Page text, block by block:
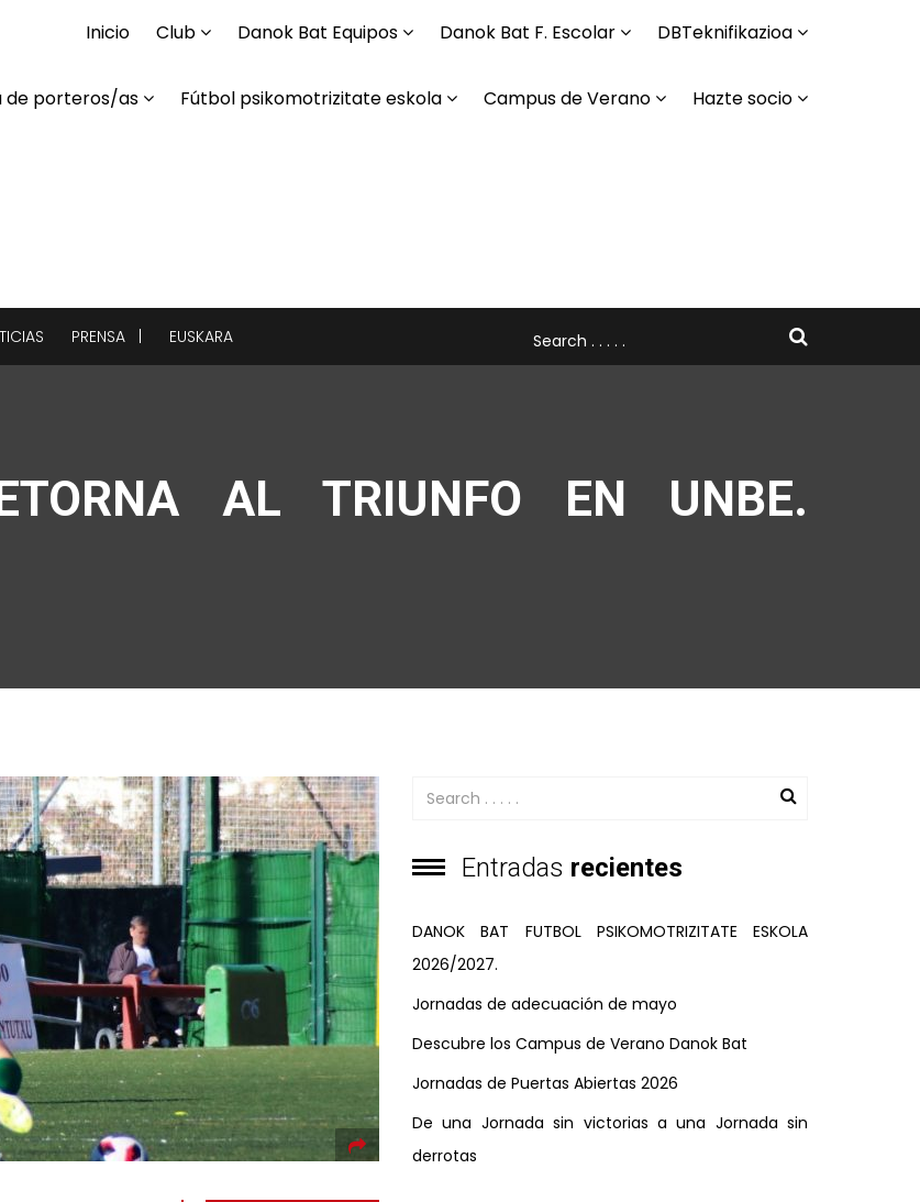
Inicio Club Danok Bat Equipos Danok Bat F. Escolar DBTeknifikazioa
de porteros/as Fútbol psikomotrizitate eskola Campus de Verano Hazte socio
PRENSA | EUSKARA
AL TRIUNFO EN UNBE.
Entradas recientes
DANOK BAT FUTBOL PSIKOMOTRIZITATE ESKOLA
2026/2027.
Jornadas de adecuación de mayo
Descubre los Campus de Verano Danok Bat
Jornadas de Puertas Abiertas 2026
De una Jornada sin victorias a una Jornada sin
derrotas